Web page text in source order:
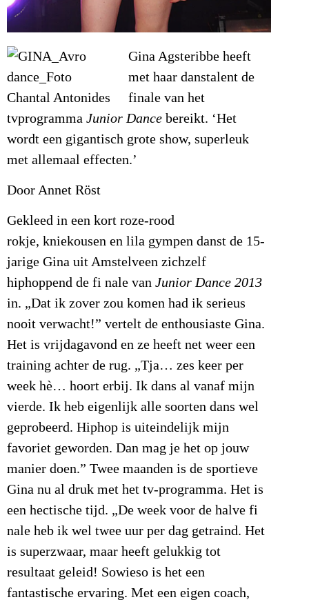
Gina Agsteribbe heeft
met haar danstalent de
finale van het
tvprogramma Junior Dance bereikt. ‘Het
wordt een gigantisch grote show, superleuk
met allemaal effecten.’
Door Annet Röst
Gekleed in een kort roze-rood
rokje, kniekousen en lila gympen danst de 15-
jarige Gina uit Amstelveen zichzelf
hiphoppend de fi nale van Junior Dance 2013
in. „Dat ik zover zou komen had ik serieus
nooit verwacht!” vertelt de enthousiaste Gina.
Het is vrijdagavond en ze heeft net weer een
training achter de rug. „Tja… zes keer per
week hè… hoort erbij. Ik dans al vanaf mijn
vierde. Ik heb eigenlijk alle soorten dans wel
geprobeerd. Hiphop is uiteindelijk mijn
favoriet geworden. Dan mag je het op jouw
manier doen.” Twee maanden is de sportieve
Gina nu al druk met het tv-programma. Het is
een hectische tijd. „De week voor de halve fi
nale heb ik wel twee uur per dag getraind. Het
is superzwaar, maar heeft gelukkig tot
resultaat geleid! Sowieso is het een
fantastische ervaring. Met een eigen coach,